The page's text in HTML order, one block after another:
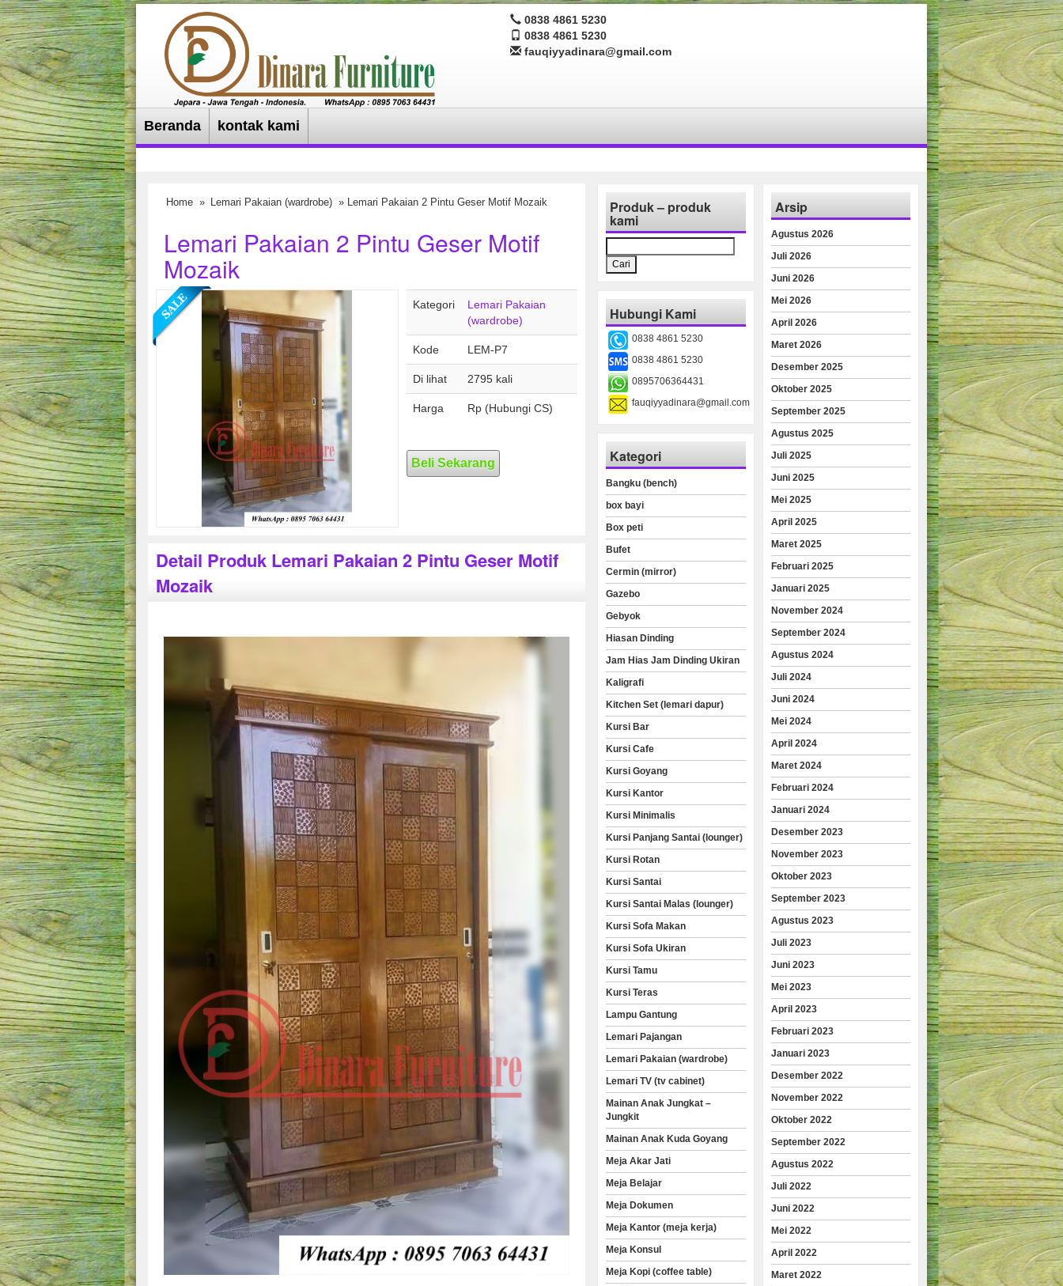
0838 4861 5230
0838 4861 5230
fauqiyyadinara@gmail.com
Beranda kontak kami
Home » Lemari Pakaian (wardrobe) » Lemari Pakaian 2 Pintu Geser Motif Mozaik
Lemari Pakaian 2 Pintu Geser Motif
Mozaik
Kategori
Lemari Pakaian
(wardrobe)
Kode LEM-P7
Di lihat 2795 kali
Harga Rp (Hubungi CS)
Beli Sekarang
Detail Produk Lemari Pakaian 2 Pintu Geser Motif
Mozaik
Produk – produk
kami
untuk:
Hubungi Kami
0838 4861 5230
0838 4861 5230
0895706364431
fauqiyyadinara@gmail.com
Kategori
Bangku (bench)
box bayi
Box peti
Bufet
Cermin (mirror)
Gazebo
Gebyok
Hiasan Dinding
Jam Hias Jam Dinding Ukiran
Kaligrafi
Kitchen Set (lemari dapur)
Kursi Bar
Kursi Cafe
Kursi Goyang
Kursi Kantor
Kursi Minimalis
Kursi Panjang Santai (lounger)
Kursi Rotan
Kursi Santai
Kursi Santai Malas (lounger)
Kursi Sofa Makan
Kursi Sofa Ukiran
Kursi Tamu
Kursi Teras
Lampu Gantung
Lemari Pajangan
Lemari Pakaian (wardrobe)
Lemari TV (tv cabinet)
Mainan Anak Jungkat –
Jungkit
Mainan Anak Kuda Goyang
Meja Akar Jati
Meja Belajar
Meja Dokumen
Meja Kantor (meja kerja)
Meja Konsul
Meja Kopi (coffee table)
Arsip
Agustus 2026
Juli 2026
Juni 2026
Mei 2026
April 2026
Maret 2026
Desember 2025
Oktober 2025
September 2025
Agustus 2025
Juli 2025
Juni 2025
Mei 2025
April 2025
Maret 2025
Februari 2025
Januari 2025
November 2024
September 2024
Agustus 2024
Juli 2024
Juni 2024
Mei 2024
April 2024
Maret 2024
Februari 2024
Januari 2024
Desember 2023
November 2023
Oktober 2023
September 2023
Agustus 2023
Juli 2023
Juni 2023
Mei 2023
April 2023
Februari 2023
Januari 2023
Desember 2022
November 2022
Oktober 2022
September 2022
Agustus 2022
Juli 2022
Juni 2022
Mei 2022
April 2022
Maret 2022